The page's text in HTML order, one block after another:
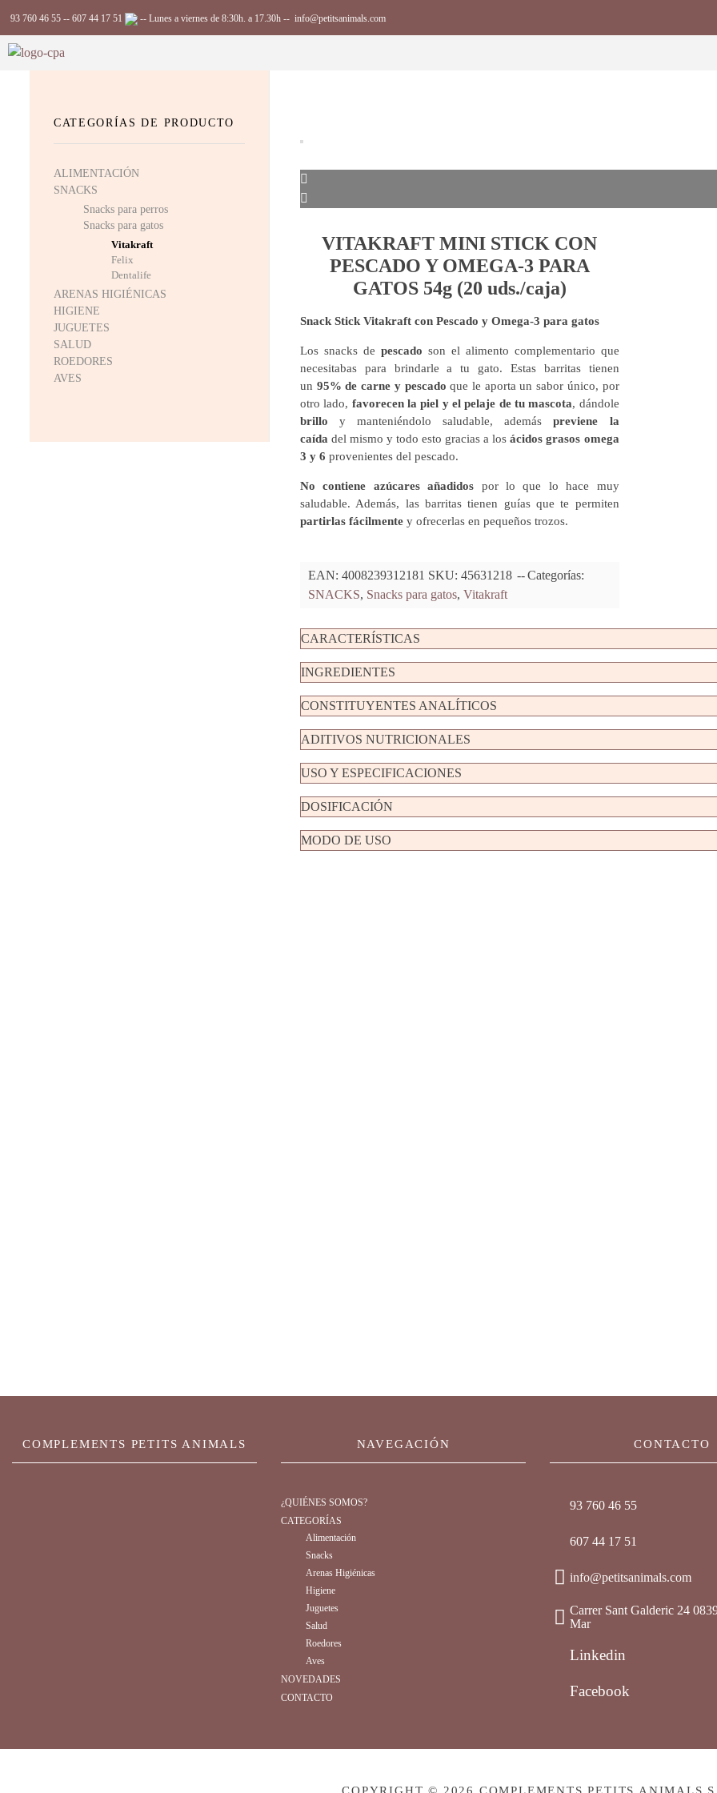
93 760 46 55 -- 607 44 17 51 -- Lunes a viernes de 8:30h. a 17.30h -- info@petitsanimals.com
VITAKRAFT MINI STICK CON
PESCADO Y OMEGA-3 PARA
GATOS 54g (20 uds./caja)
Snack Stick Vitakraft con Pescado y Omega-3 para gatos
Los snacks de pescado son el alimento complementario que
necesitabas para brindarle a tu gato. Estas barritas tienen
un 95% de carne y pescado que le aporta un sabor único, por
otro lado, favorecen la piel y el pelaje de tu mascota, dándole
brillo y manteniéndolo saludable, además previene la
caídadel mismo y todo esto gracias a losácidos grasos omega
3 y 6 provenientes del pescado.
No contiene azúcares añadidos por lo que lo hace muy
saludable. Además, las barritas tienen guías que te permiten
partirlas fácilmente y ofrecerlas en pequeños trozos.
EAN: 4008239312181 SKU: 45631218
Categorías:
SNACKS, Snacks para gatos, Vitakraft
CARACTERÍSTICAS
INGREDIENTES
CONSTITUYENTES ANALÍTICOS
ADITIVOS NUTRICIONALES
USO Y ESPECIFICACIONES
DOSIFICACIÓN
MODO DE USO
CATEGORÍAS DE PRODUCTO
ALIMENTACIÓN
SNACKS
Snacks para perros
Snacks para gatos
Vitakraft
Felix
Dentalife
ARENAS HIGIÉNICAS
HIGIENE
JUGUETES
SALUD
ROEDORES
AVES
COMPLEMENTS PETITS ANIMALS NAVEGACIÓN
¿QUIÉNES SOMOS?
CATEGORÍAS
Alimentación
Snacks
Arenas Higiénicas
Higiene
Juguetes
Salud
Roedores
Aves
NOVEDADES
CONTACTO
CONTACTO
93 760 46 55
607 44 17 51
info@petitsanimals.com
Carrer Sant Galderic 24
Mar
Linkedin
Facebook
COPYRIGHT © 2026 COMPLEMENTS PETITS ANIMALS